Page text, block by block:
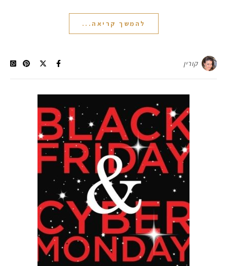
להמשך קריאה...
קורין